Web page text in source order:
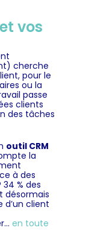
vos
cherche
pour le
ou la
passe
clients
des tâches
outil CRM
la
à des
% des
désormais
d’un client
en toute